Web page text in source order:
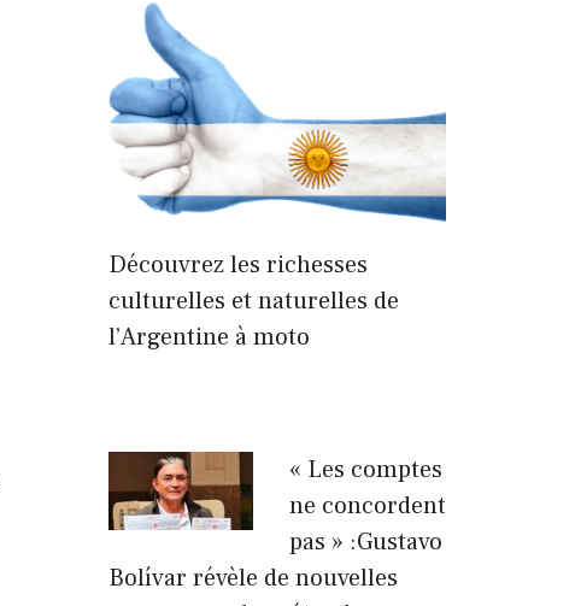
Découvrez les richesses
culturelles et naturelles de
l’Argentine à moto
« Les comptes
ne concordent
pas » :Gustavo
Bolívar révèle de nouvelles